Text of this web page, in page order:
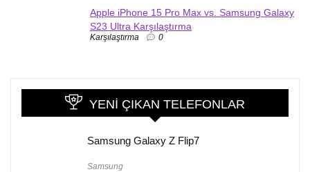
Apple iPhone 15 Pro Max vs. Samsung Galaxy
S23 Ultra Karşılaştırma
Karşılaştırma 0
YENI ÇIKAN TELEFONLAR
Samsung Galaxy Z Flip7
Samsung